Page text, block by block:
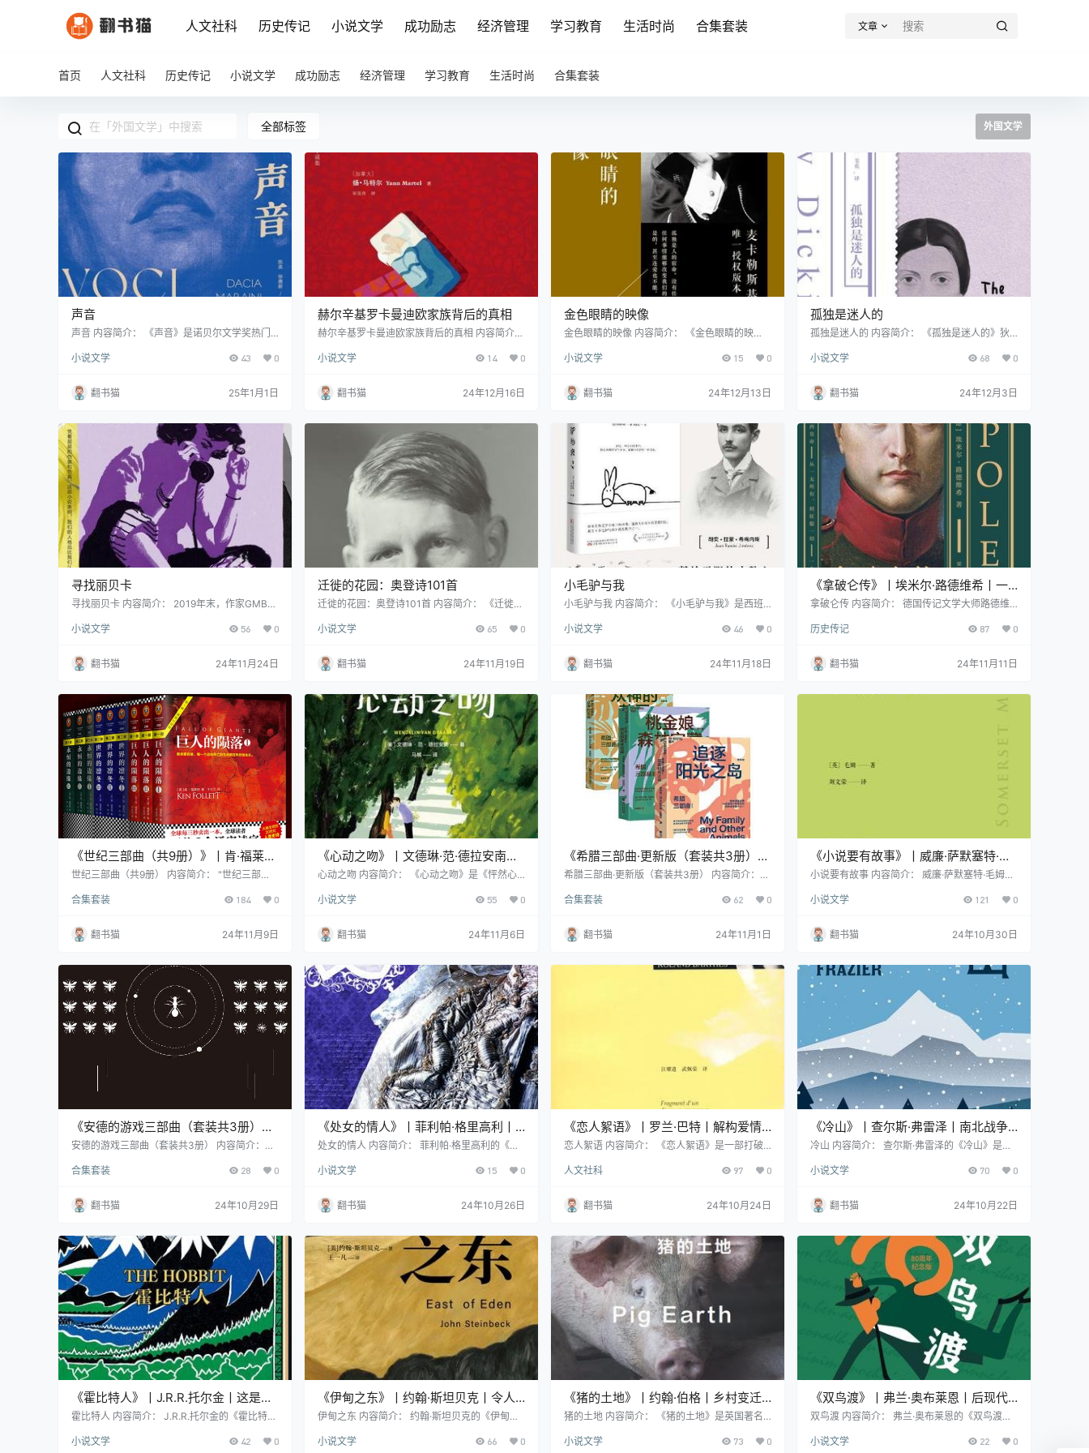
人文社科 历史传记 小说文学 成功励志 经济管理 学习教育 生活时尚 合集套装 文章
首页 人文社科 历史传记 小说文学 成功励志 经济管理 学习教育 生活时尚 合集套装
全部标签 外国文学
声音
声音 内容简介： 《声音》是诺贝尔文学奖热门
斯文学奖等多项殊荣。这部聚焦性别暴力的小说
父权制社会中普遍存在的厌女症的深度反思。 故
事始于一起骇人听闻的谋杀案:年轻女孩安吉拉被
拉在制作关于妇女暴力的调查节目时,发现死者竟
是自己的邻居,于是展开了私人调查。 随着调查
深入,不…
小说文学 43 0
翻书猫 25年1月1日
赫尔辛基罗卡曼迪欧家族背后的真相
赫尔辛基罗卡曼迪欧家族背后的真相 内容简介：
奖得主、《少年Pi的奇幻漂流》作者扬·马特尔的
次揭露了创作缘由，展现了作家在不同时期的创
作历程。本书收录了四个关于生死的人性故事：
洁工作曲家在废墟音乐会上的惊艳演出；一名监
狱长向死刑犯母亲描述其子临终过程的沉重对
话；以及一台制镜…
小说文学 14 0
翻书猫 24年12月16日
金色眼睛的映像
金色眼睛的映像 内容简介： 《金色眼睛的映
部小说获得了麦卡勒斯基金会的唯一授权。作为
威、福克纳之后，成为欧美文坛的耀眼之星。从
钱锺书到苏童，从屡获诺奖提名的格雷厄姆到心
被她笔下描绘的"孤独"深深吸引。 这部作品是麦
卡勒斯继《心是孤独的…
小说文学 15 0
翻书猫 24年12月13日
孤独是迷人的
孤独是迷人的 内容简介： 《孤独是迷人的》狄
特的风格对中文翻译提出了极高要求。本书由先
广受欢迎的诗作。 作为2018年《灵魂访客》的
修订扩充版,《孤独是迷人的》采用中英对照的形
万字导读,不仅深入解析狄金森的美学观念,还帮
助读者了解其所处时代的诗歌创作背景。 该系列
精选…
小说文学 68 0
翻书猫 24年12月3日
寻找丽贝卡
寻找丽贝卡 内容简介： 2019年末，作家GMB在
到了一个神秘包裹，内含5本记录着年轻女性故
子为调查姐姐韦罗妮卡的死因，化名"丽贝卡"潜
入布雷思维特的诊所，却在这场危险的探索中逐
品，以独特的叙事结构展开故事：两条主线、三
个人称…
小说文学 56 0
翻书猫 24年11月24日
迁徙的花园：奥登诗101首
迁徙的花园：奥登诗101首 内容简介： 《迁徙的
心诗人W.H.奥登诗歌精华的重要选集。作为托马
品不仅是布罗茨基毕生追求的目标,更是现代诗坛
的一座丰碑。 这部诗选堪称风格的博物馆与技巧
期的代表作。诗作既保留了传统歌谣的朴实本色,
又融入了现代主义的…
小说文学 65 0
翻书猫 24年11月19日
小毛驴与我
小毛驴与我 内容简介： 《小毛驴与我》是西班
与一头名叫小银的毛驴之间的故事,展现了一段独
的小毛驴,以温顺、友善、安静而忍耐的性格特
征,成为了这位伟大而孤独的诗人最忠实的伴侣。
者,更象征着诗人内心的精神寄托和灵魂共鸣。
两个孤独的生命在西班牙莫格尔镇的土地上相遇
相知,一起…
小说文学 46 0
翻书猫 24年11月18日
《拿破仑传》丨埃米尔·路德维希丨一
部改变历史进程的传记杰作，路德维希
拿破仑传 内容简介： 德国传记文学大师路德维
了一个立体而真实的拿破仑。这位从科西嘉崛起
慧，在欧洲大陆上演了一场惊心动魄的历史独
舞。 本书由上海外国语大学德语系教授梁锡江直
史细节。作者通过翔实的史料，不仅展现了拿破
仑的军事才能与政治成就，更深入探讨了这位
历史传记 87 0
翻书猫 24年11月11日
《世纪三部曲（共9册）》丨肯·福莱特
丨从战火到和解，肯·福莱特”世纪三部
世纪三部曲（共9册） 内容简介： "世纪三部
诗，通过《巨人的陨落》《世界的凛冬》和《永
纪变迁史。作品以五个家族的命运为主线，串联
起整个20世纪最具代表性的历史事件。 在《永
焦于冷战时期。从东西德分裂到柏林墙的修筑，
从苏联秘密警察到肯尼迪遇刺，从民权运…
合集套装 184 0
翻书猫 24年11月9日
《心动之吻》丨文德琳·范·德拉安南丨
一个关于成长与救赎的故事
心动之吻 内容简介： 《心动之吻》是《怦然心
暖新作。这部作品不仅仅是一个关于初恋的故
正如作者所说："当我对自己微笑的时候，我开
始喜欢自己本来的样子。" 故事的主人公伊万杰
和睦的家庭支离破碎，她不得不开始适应只有母
亲在家的新生活。这场变故不仅摧毁了她对父…
小说文学 55 0
翻书猫 24年11月6日
《希腊三部曲·更新版（套装共3册）》
丨杰拉尔德·达雷尔丨在希腊阳光下重
希腊三部曲·更新版（套装共3册） 内容简介：
尔的经典作品。作品描写了10岁的达雷尔举家从
事。 在这座纯朴的小岛上,达雷尔度过了一段充
满欢乐与惊奇的童年时光。通过细腻的观察与生
了无穷的生命力与趣味性。 这部作品最动人之
处,在于达雷尔赋予了读者一双发现美的眼睛。在
合集套装 62 0
翻书猫 24年11月1日
《小说要有故事》丨威廉·萨默塞特·毛
姆丨阅读的快乐，毛姆眼中的文学经典
小说要有故事 内容简介： 威廉·萨默塞特·毛姆的
集，汇集了这位"作家中的作家"对文学经典的深
《书与你》《十大长篇及其作者》和《总结》，
共计三十二篇随笔。毛姆以其一贯风趣、机智且
人知的一面。 在这部作品中，毛姆以知人论世的
方式，对一系列文学巨匠进行了深入剖析…
小说文学 121 0
翻书猫 24年10月30日
《安德的游戏三部曲（套装共3册）》
丨从天才少年到宇宙守护者的成长之路
安德的游戏三部曲（套装共3册） 内容简介：
第三次虫族入侵的阴影下，人类面临着前所未有
一群天才儿童身上。其中，年仅6岁的安德凭借
出众的智慧和坚韧的意志，成为了人类的最后希
数考验，最终成长为一名优秀的指挥官。然而，
随之而来的是深深的孤独感和对自身命运的质
疑。 《安德的影子》则…
合集套装 28 0
翻书猫 24年10月29日
《处女的情人》丨菲利帕·格里高利丨
揭秘伊丽莎白一世与罗伯特·达德利的
处女的情人 内容简介： 菲利帕·格里高利的《处
品，聚焦于英格兰历史上最具争议和魅力的统治
力、爱情、真相和死亡等主题交织在一起，为读
者呈现了一个复杂而引人入胜的历史画面。 本书
象，深入探讨了她与宠臣罗伯特·达德利之间长达
一生的纠缠关系。作者通过细腻的笔触，引…
小说文学 15 0
翻书猫 24年10月26日
《恋人絮语》丨罗兰·巴特丨解构爱情
的奇书
恋人絮语 内容简介： 《恋人絮语》是一部打破
本书中展现了一种前所未有的写作方式。这种高
一体，创造出一种"散点透视"的"零度写作"。巴
特的写作风格如同万花筒，将恋爱体验的五彩碎
离的爱情图景。 本书的独特之处在于i…
人文社科 97 0
翻书猫 24年10月24日
《冷山》丨查尔斯·弗雷泽丨南北战争
中的爱情与归乡之路
冷山 内容简介： 查尔斯·弗雷泽的《冷山》是一
一段动人心魄的爱情故事。故事的主人公英曼是
踏上了漫长的归乡之路，只为回到家乡冷山，与
心上人艾达重逢。与此同时，艾达独自在山间的
尽管战火肆虐，物是人非，唯有冷山依旧伫立，
承载着这对恋人共同的回忆。 《冷山》不仅描绘
了南北战争时期的…
小说文学 70 0
翻书猫 24年10月22日
《霍比特人》丨J.R.R.托尔金丨这是一
场成长的冒险
霍比特人 内容简介： J.R.R.托尔金的《霍比特
来，已被翻译成60余种语言，全球销量超过1亿
小说文学 42 0
《伊甸之东》丨约翰·斯坦贝克丨令人
发思的文学巅峰之作
伊甸之东 内容简介： 约翰·斯坦贝克的《伊甸之
学史上经久不衰的经典。自出版以来,这部小说已
小说文学 66 0
《猪的土地》丨约翰·伯格丨乡村变迁
史诗
猪的土地 内容简介： 《猪的土地》是英国著名
品，作为1979年的创作，它延续了伯格对欧洲农
小说文学 73 0
《双鸟渡》丨弗兰·奥布莱恩丨后现代
主义文学狂欢
双鸟渡 内容简介： 弗兰·奥布莱恩的《双鸟渡》
39年出版的小说被誉为后现代主义文学的开山之
小说文学 22 0